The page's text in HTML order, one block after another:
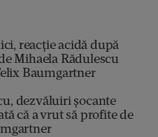
reacție acidă după
Mihaela Rădulescu
Baumgartner
dezvăluiri șocante
că a vrut să profite de